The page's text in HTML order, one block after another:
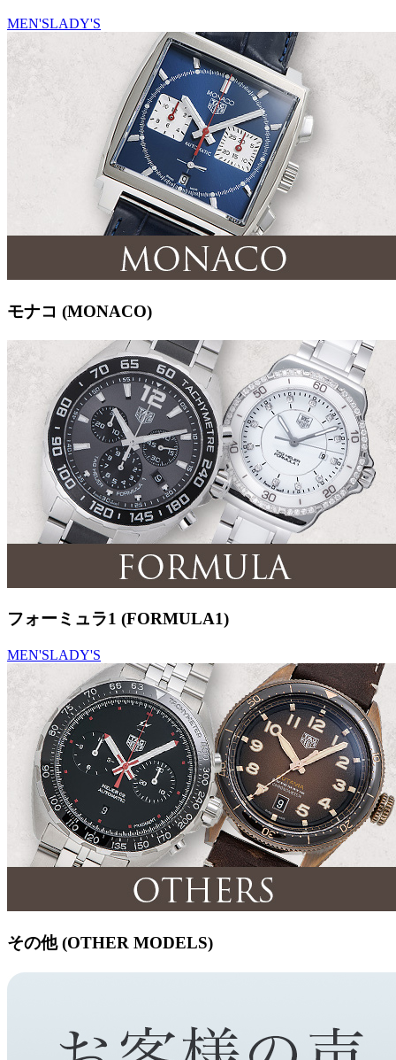
MEN'SLADY'S
モナコ (MONACO)
フォーミュラ1 (FORMULA1)
MEN'SLADY'S
その他 (OTHER MODELS)